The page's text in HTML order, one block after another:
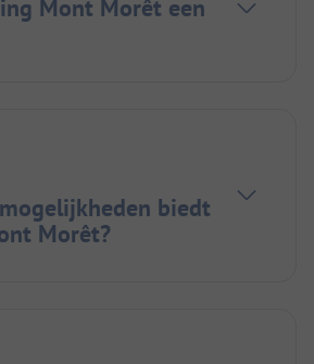
Mont Morêt een
biedt
Morêt?